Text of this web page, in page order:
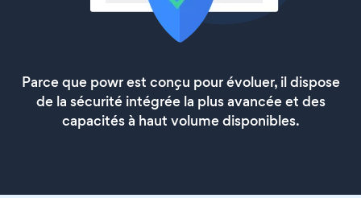
Parce que powr est conçu pour évoluer, il dispose
de la sécurité intégrée la plus avancée et des
capacités à haut volume disponibles.